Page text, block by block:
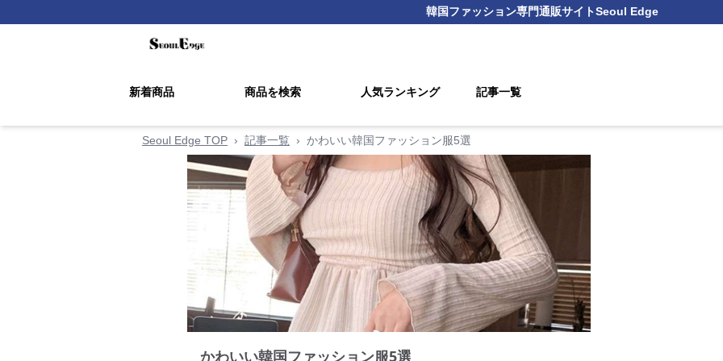
韓国ファッション専門通販サイトSeoul Edge
新着商品 商品を検索 人気ランキング 記事一覧
Seoul Edge TOP › 記事一覧 › かわいい韓国ファッション服5選
かわいい韓国ファッション服5選